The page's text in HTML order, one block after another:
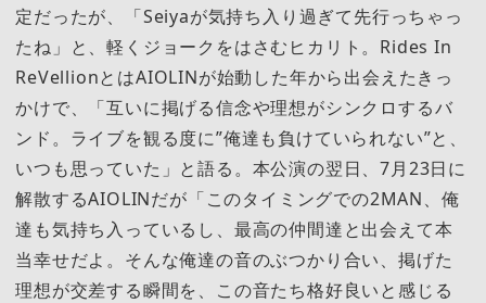
定だったが、「Seiyaが気持ち入り過ぎて先行っちゃっ
たね」と、軽くジョークをはさむヒカリト。Rides In
ReVellionとはAIOLINが始動した年から出会えたきっ
かけで、「互いに掲げる信念や理想がシンクロするバ
ンド。ライブを観る度に”俺達も負けていられない”と、
いつも思っていた」と語る。本公演の翌日、7月23日に
解散するAIOLINだが「このタイミングでの2MAN、俺
達も気持ち入っているし、最高の仲間達と出会えて本
当幸せだよ。そんな俺達の音のぶつかり合い、掲げた
理想が交差する瞬間を、この音たち格好良いと感じる